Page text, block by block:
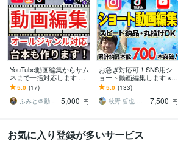
YouTube動画編集からサム
ネまで一括対応します ／
TikTokやリールも対応！
企画から編集まで徹底サ
ポート！
5.0 (17)
ふみと＠動画×台本
5,000 円
お急ぎ対応可！SNS用シ
ョート動画編集します ※Ti
kTok、Instagram、YouTu
be、Xなど
5.0 (133)
牧野 哲也 ★ 動画編集まきくん
7,500 円
お気に入り登録が多いサービス